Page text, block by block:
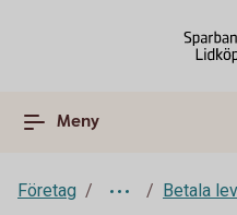
Meny
Företag
Betala